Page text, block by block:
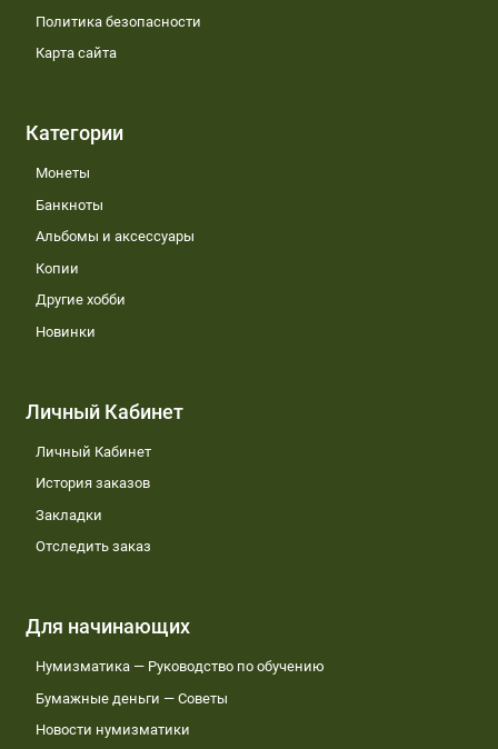
Политика безопасности
Карта сайта
Категории
Монеты
Банкноты
Альбомы и аксессуары
Копии
Другие хобби
Новинки
Личный Кабинет
Личный Кабинет
История заказов
Закладки
Отследить заказ
Для начинающих
Нумизматика — Руководство по обучению
Бумажные деньги — Советы
Новости нумизматики